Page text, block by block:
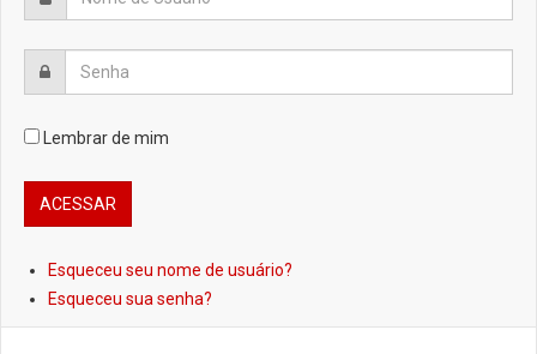
Lembrar de mim
Esqueceu seu nome de usuário?
Esqueceu sua senha?